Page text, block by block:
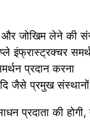
और जोखिम लेने की
प्रदान करना
जैसे प्रमुख
की होगी,